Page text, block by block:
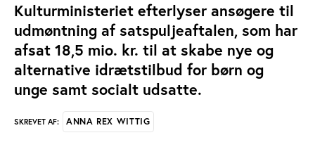
Kulturministeriet efterlyser ansøgere til
udmøntning af satspuljeaftalen, som har
afsat 18,5 mio. kr. til at skabe nye og
alternative idrætstilbud for børn og
unge samt socialt udsatte.
SKREVET AF: ANNA REX WITTIG